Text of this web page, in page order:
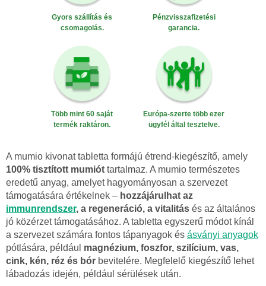
Gyors szállítás és
csomagolás.
Pénzvisszafizetési
garancia.
Több mint 60 saját
termék raktáron.
Európa-szerte több ezer
ügyfél által tesztelve.
A mumio kivonat tabletta formájú étrend-kiegészítő, amely
100% tisztított mumiót tartalmaz. A mumio természetes
eredetű anyag, amelyet hagyományosan a szervezet
támogatására értékelnek – hozzájárulhat az
immunrendszer, a regeneráció, a vitalitás és az általános
jó közérzet támogatásához. A tabletta egyszerű módot kínál
a szervezet számára fontos tápanyagok és ásványi anyagok
pótlására, például magnézium, foszfor, szilícium, vas,
cink, kén, réz és bór bevitelére. Megfelelő kiegészítő lehet
lábadozás idején, például sérülések után.